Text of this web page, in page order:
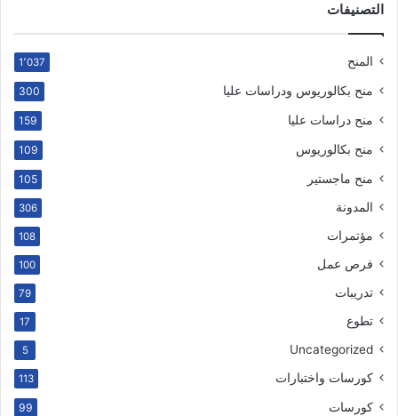
التصنيفات
المنح 1٬037
منح بكالوريوس ودراسات عليا 300
منح دراسات عليا 159
منح بكالوريوس 109
منح ماجستير 105
المدونة 306
مؤتمرات 108
فرص عمل 100
تدريبات 79
تطوع 17
Uncategorized
5
كورسات واختبارات 113
كورسات 99